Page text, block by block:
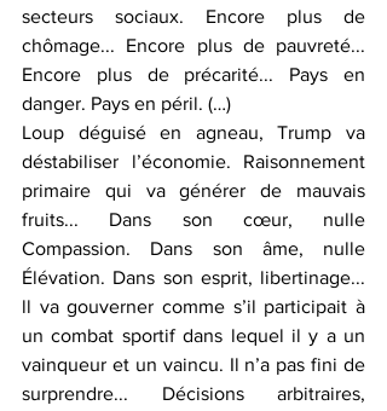
secteurs sociaux. Encore plus de
chômage... Encore plus de pauvreté...
Encore plus de précarité... Pays en
danger. Pays en péril. (…)
Loup déguisé en agneau, Trump va
déstabiliser l’économie. Raisonnement
primaire qui va générer de mauvais
fruits... Dans son cœur, nulle
Compassion. Dans son âme, nulle
Élévation. Dans son esprit, libertinage...
ll va gouverner comme s’il participait à
un combat sportif dans lequel il y a un
vainqueur et un vaincu. Il n’a pas fini de
surprendre... Décisions arbitraires,